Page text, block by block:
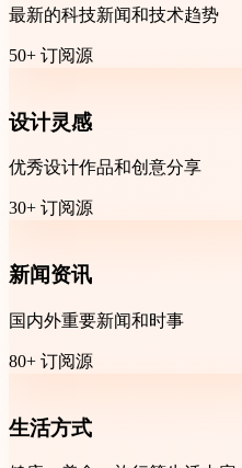
最新的科技新闻和技术趋势
50+ 订阅源
设计灵感
优秀设计作品和创意分享
30+ 订阅源
新闻资讯
国内外重要新闻和时事
80+ 订阅源
生活方式